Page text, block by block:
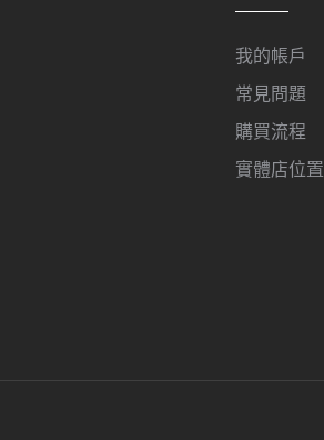
我的帳戶
常見問題
購買流程
實體店位置